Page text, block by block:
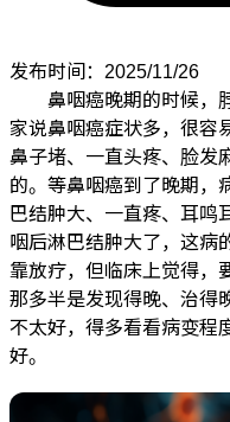
发布时间：2025/11/26
鼻咽癌晚期的时候，
家说鼻咽癌症状多，很容
鼻子堵、一直头疼、脸发
的。等鼻咽癌到了晚期，
巴结肿大、一直疼、耳鸣
咽后淋巴结肿大了，这病
靠放疗，但临床上觉得，
那多半是发现得晚、治得
不太好，得多看看病变程
好。